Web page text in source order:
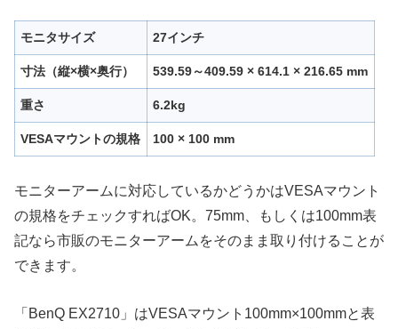
モニタサイズ 27インチ
寸法（縦×横×奥行） 539.59～409.59 × 614.1 × 216.65 mm
重さ 6.2kg
VESAマウントの規格 100 × 100 mm
モニターアームに対応しているかどうかはVESAマウント
の規格をチェックすればOK。75mm、もしくは100mm表
記なら市販のモニターアームをそのまま取り付けることが
できます。
「BenQ EX2710」はVESAマウント100mm×100mmと表